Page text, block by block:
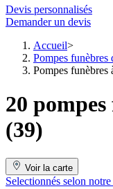
Devis personnalisés
Demander un devis
Accueil
Pompes funèbres
Pompes funèbres
20
(39)
Voir la carte
Selectionnés selon